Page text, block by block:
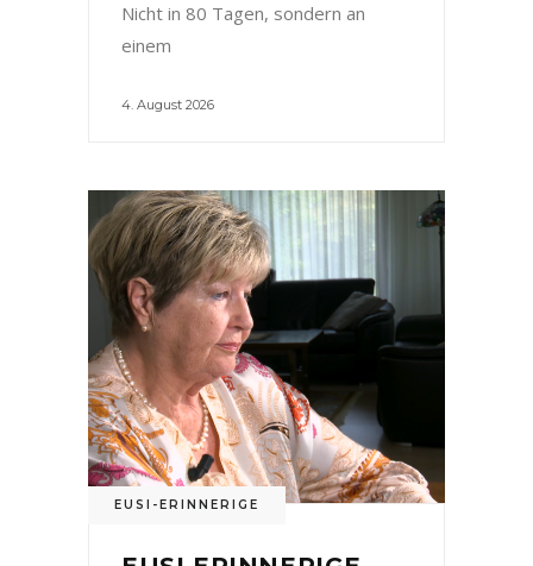
Nicht in 80 Tagen, sondern an
einem
4. August 2026
EUSI-ERINNERIGE